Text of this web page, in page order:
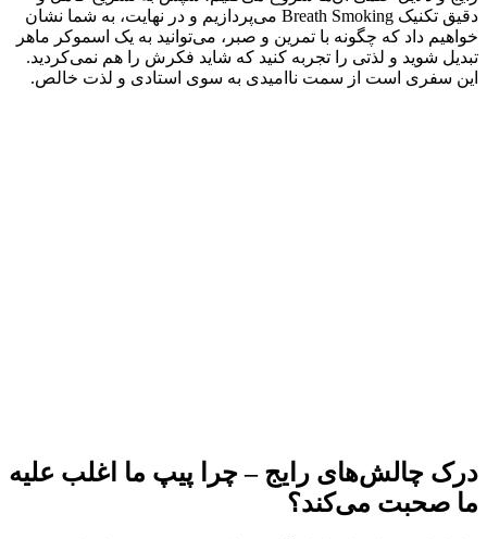
دقیق تکنیک Breath Smoking می‌پردازیم و در نهایت، به شما نشان
خواهیم داد که چگونه با تمرین و صبر، می‌توانید به یک اسموکر ماهر
تبدیل شوید و لذتی را تجربه کنید که شاید فکرش را هم نمی‌کردید.
این سفری است از سمت ناامیدی به سوی استادی و لذت خالص.
درک چالش‌های رایج – چرا پیپ ما اغلب علیه
ما صحبت می‌کند؟